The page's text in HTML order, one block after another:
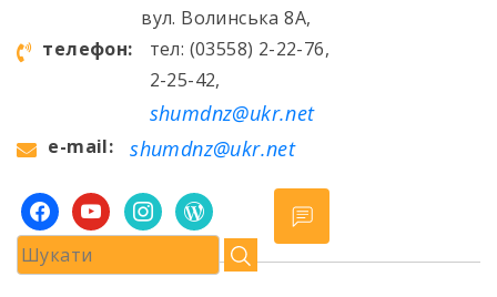
вул. Волинська 8А,
телефон:
тел: (03558) 2-22-76,
2-25-42,
shumdnz@ukr.net
e-mail: shumdnz@ukr.net
facebookyoutubeinstagramwordpress